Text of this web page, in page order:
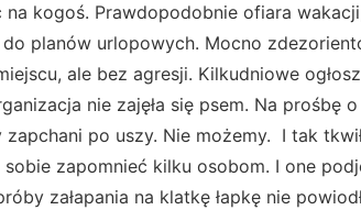
na kogoś. Prawdopodobnie ofiara
do planów urlopowych. Mocno
ale bez agresji. Kilkudniowe
nie zajęła się psem. Na prośbę
zapchani po uszy. Nie możemy. I tak
sobie zapomnieć kilku osobom. I one
załapania na klatkę łapkę nie